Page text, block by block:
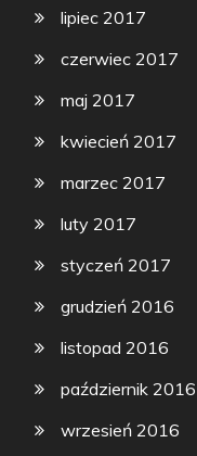
lipiec 2017
czerwiec 2017
maj 2017
kwiecień 2017
marzec 2017
luty 2017
styczeń 2017
grudzień 2016
listopad 2016
październik 2016
wrzesień 2016